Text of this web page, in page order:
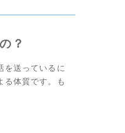
？
を送っているに
る体質です。も